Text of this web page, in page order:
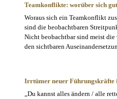
Teamkonflikte: worüber sich
Woraus sich ein Teamkonflikt
sind die beobachtbaren
Nicht beobachtbar sind meist
den sichtbaren
Irrtümer neuer Führungskräfte
„Du kannst alles ändern / alle